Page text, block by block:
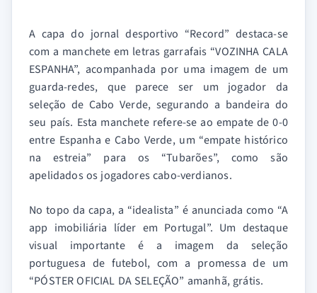
A capa do jornal desportivo “Record” destaca-se
com a manchete em letras garrafais “VOZINHA CALA
ESPANHA”, acompanhada por uma imagem de um
guarda-redes, que parece ser um jogador da
seleção de Cabo Verde, segurando a bandeira do
seu país. Esta manchete refere-se ao empate de 0-0
entre Espanha e Cabo Verde, um “empate histórico
na estreia” para os “Tubarões”, como são
apelidados os jogadores cabo-verdianos.
No topo da capa, a “idealista” é anunciada como “A
app imobiliária líder em Portugal”. Um destaque
visual importante é a imagem da seleção
portuguesa de futebol, com a promessa de um
“PÓSTER OFICIAL DA SELEÇÃO” amanhã, grátis.